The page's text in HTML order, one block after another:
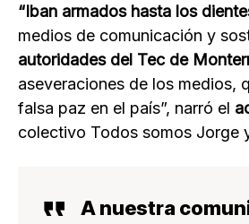
“Iban armados hasta los
medios de comunicación y
autoridades del Tec de
aseveraciones de los medios,
falsa paz en el país”, narró el
colectivo Todos somos Jorge
A nuestra